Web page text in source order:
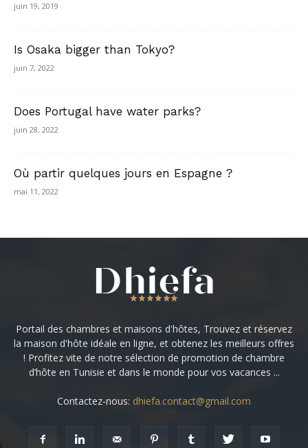
juin 19, 2019
Is Osaka bigger than Tokyo?
juin 7, 2022
Does Portugal have water parks?
juin 28, 2022
Où partir quelques jours en Espagne ?
mai 11, 2022
Portail des chambres et maisons d'hôtes, Trouvez et réservez
la maison d'hôte idéale en ligne, et obtenez les meilleurs offres
! Profitez vite de notre sélection de promotion de chambre
d’hôte en Tunisie et dans le monde pour vos vacances ...
Contactez-nous: dhiefa.contact@gmail.com